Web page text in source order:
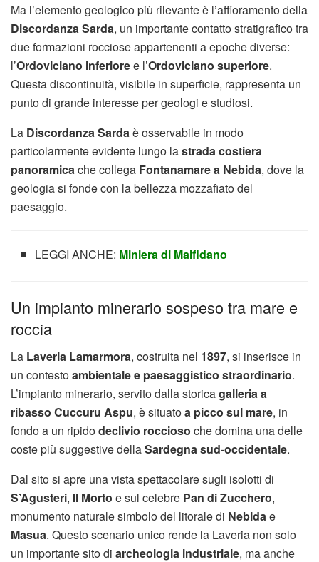
Ma l’elemento geologico più rilevante è l’affioramento della
Discordanza Sarda, un importante contatto stratigrafico tra
due formazioni rocciose appartenenti a epoche diverse:
l’Ordoviciano inferioree l’Ordoviciano superiore.
Questa discontinuità, visibile in superficie, rappresenta un
punto di grande interesse per geologi e studiosi.
La Discordanza Sarda è osservabile in modo
particolarmente evidente lungo lastrada costiera
panoramica che collega Fontanamare a Nebida, dove la
geologia si fonde con la bellezza mozzafiato del
paesaggio.
LEGGI ANCHE: Miniera di Malfidano
Un impianto minerario sospeso tra mare e
roccia
La Laveria Lamarmora, costruita nel 1897, si inserisce in
un contestoambientale e paesaggistico straordinario.
L’impianto minerario, servito dalla storicagalleria a
ribasso Cuccuru Aspu, è situatoa picco sul mare, in
fondo a un ripidodeclivio roccioso che domina una delle
coste più suggestive dellaSardegna sud-occidentale.
Dal sito si apre una vista spettacolare sugli isolotti di
S’Agusteri, Il Morto e sul celebre Pan di Zucchero,
monumento naturale simbolo del litorale di Nebidae
Masua. Questo scenario unico rende la Laveria non solo
un importante sito di archeologia industriale, ma anche